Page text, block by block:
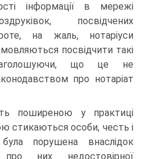
інформації в мережі
посвідчених
на жаль, нотаріуси
посвідчити такі
що це не
про нотаріат
поширеною у практиці
стикаються особи, честь і
була порушена внаслідок
про них недостовірної